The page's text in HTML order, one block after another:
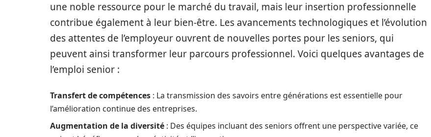
une noble ressource pour le marché du travail, mais leur insertion professionnelle
contribue également à leur bien-être. Les avancements technologiques et l’évolution
des attentes de l’employeur ouvrent de nouvelles portes pour les seniors, qui
peuvent ainsi transformer leur parcours professionnel. Voici quelques avantages de
l’emploi senior :
Transfert de compétences : La transmission des savoirs entre générations est essentielle pour
l’amélioration continue des entreprises.
Augmentation de la diversité : Des équipes incluant des seniors offrent une perspective variée, ce